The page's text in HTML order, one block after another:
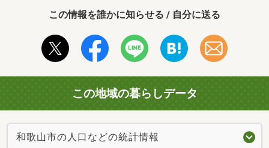
この情報を誰かに知らせる / 自分に送る
この地域の暮らしデータ
和歌山市の人口などの統計情報